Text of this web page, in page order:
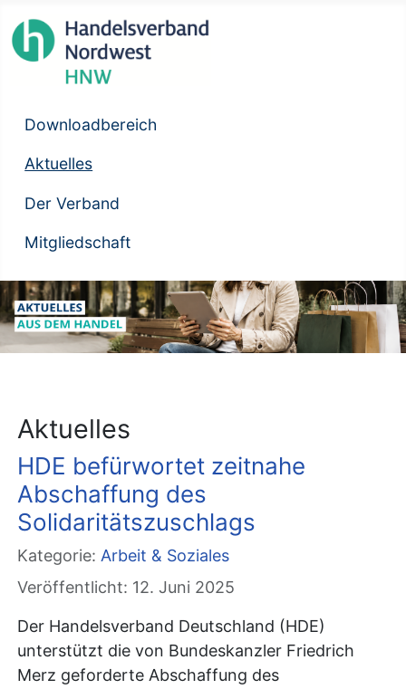
Downloadbereich
Aktuelles
Der Verband
Mitgliedschaft
Aktuelles
HDE befürwortet zeitnahe
Abschaffung des
Solidaritätszuschlags
Kategorie: Arbeit & Soziales
Veröffentlicht: 12. Juni 2025
Der Handelsverband Deutschland (HDE)
unterstützt die von Bundeskanzler Friedrich
Merz geforderte Abschaffung des